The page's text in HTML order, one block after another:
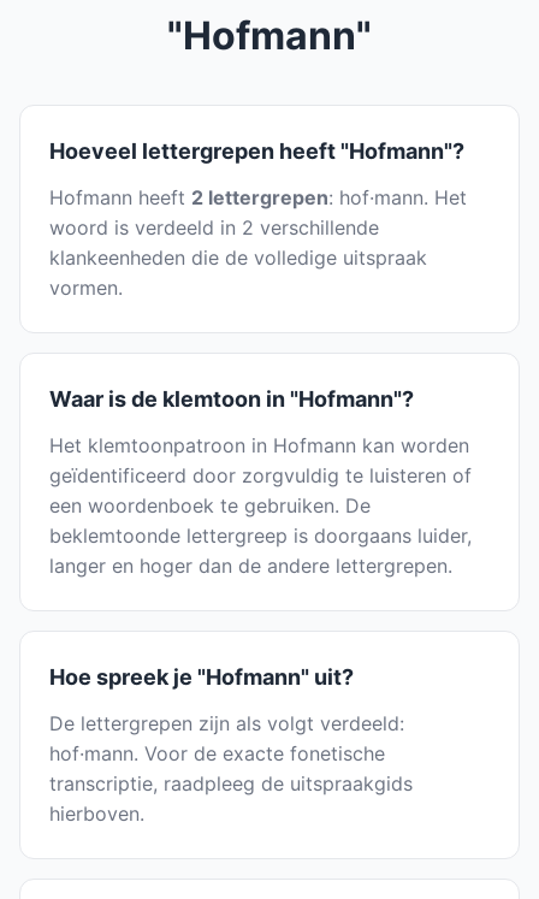
"Hofmann"
Hoeveel lettergrepen heeft "Hofmann"?
Hofmann heeft 2 lettergrepen: hof·mann. Het
woord is verdeeld in 2 verschillende
klankeenheden die de volledige uitspraak
vormen.
Waar is de klemtoon in "Hofmann"?
Het klemtoonpatroon in Hofmann kan worden
geïdentificeerd door zorgvuldig te luisteren of
een woordenboek te gebruiken. De
beklemtoonde lettergreep is doorgaans luider,
langer en hoger dan de andere lettergrepen.
Hoe spreek je "Hofmann" uit?
De lettergrepen zijn als volgt verdeeld:
hof·mann. Voor de exacte fonetische
transcriptie, raadpleeg de uitspraakgids
hierboven.